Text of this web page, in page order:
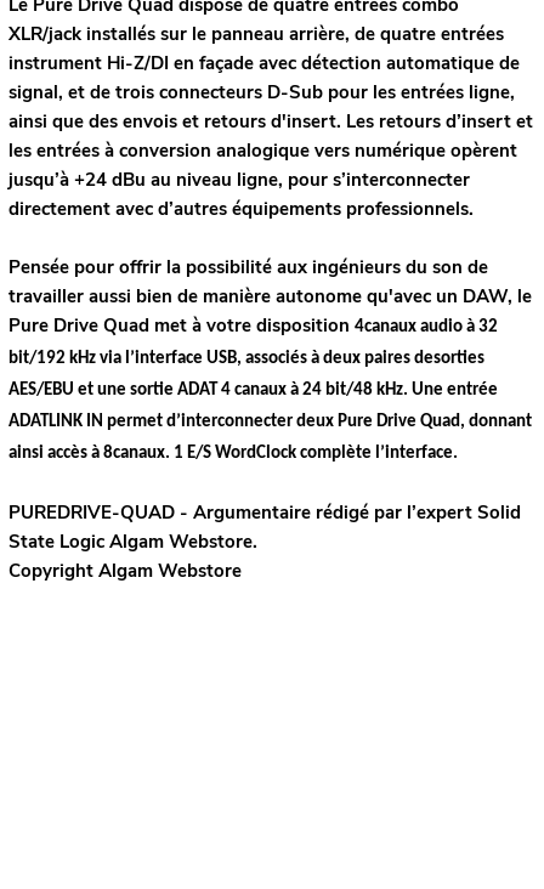
XLR/jack installés sur le panneau arrière, de quatre entrées
instrument Hi-Z/DI en façade avec détection automatique de
signal, et de trois connecteurs D-Sub pour les entrées ligne,
ainsi que des envois et retours d'insert. Les retours d’insert et
les entrées à conversion analogique vers numérique opèrent
jusqu’à +24 dBu au niveau ligne, pour s’interconnecter
directement avec d’autres équipements professionnels.
Pensée pour offrir la possibilité aux ingénieurs du son de
travailler aussi bien de manière autonome qu'avec un DAW, le
Pure Drive Quad met à votre disposition 4canaux audio à 32
bit/192 kHz via l’interface USB, associés à deux paires desorties
AES/EBU et une sortie ADAT 4 canaux à 24 bit/48 kHz. Une entrée
ADATLINK IN permet d’interconnecter deux Pure Drive Quad, donnant
ainsi accès à 8canaux. 1 E/S WordClock complète l’interface.
PUREDRIVE-QUAD - Argumentaire rédigé par l’expert Solid
State LogicAlgam Webstore.
Copyright Algam Webstore